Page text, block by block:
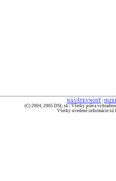
NÁVŠTEVNOSŤ
(C) 2004, 2005 DSL.sk | Všetky práva
Všetky uvedené informácie sú